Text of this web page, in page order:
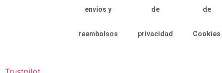
envíos y
reembolsos
de
privacidad
de
Cookies